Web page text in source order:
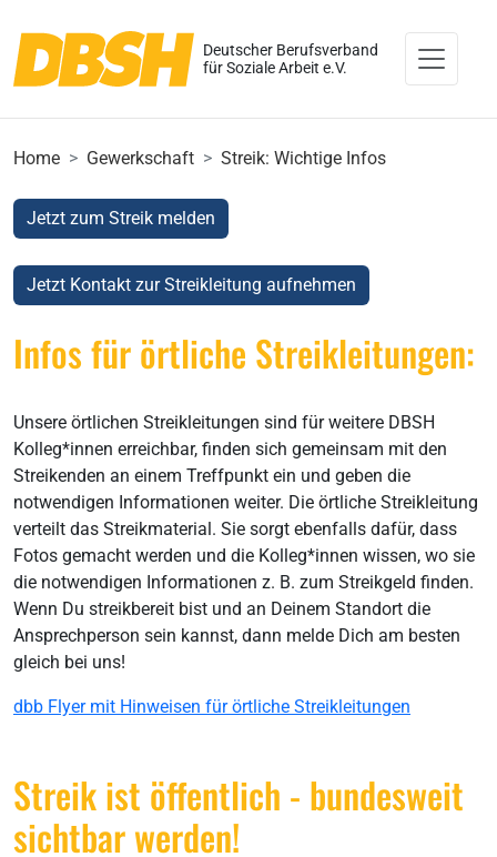
Deutscher Berufsverband
für Soziale Arbeit e.V.
Home Gewerkschaft Streik: Wichtige Infos
Jetzt zum Streik melden
Jetzt Kontakt zur Streikleitung aufnehmen
Infos für örtliche Streikleitungen:
Unsere örtlichen Streikleitungen sind für weitere DBSH
Kolleg*innen erreichbar, finden sich gemeinsam mit den
Streikenden an einem Treffpunkt ein und geben die
notwendigen Informationen weiter. Die örtliche Streikleitung
verteilt das Streikmaterial. Sie sorgt ebenfalls dafür, dass
Fotos gemacht werden und die Kolleg*innen wissen, wo sie
die notwendigen Informationen z. B. zum Streikgeld finden.
Wenn Du streikbereit bist und an Deinem Standort die
Ansprechperson sein kannst, dann melde Dich am besten
gleich bei uns!
dbb Flyer mit Hinweisen für örtliche Streikleitungen
Streik ist öffentlich - bundesweit
sichtbar werden!